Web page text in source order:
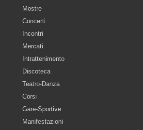
Mostre
Concerti
Incontri
Mercati
Intrattenimento
Discoteca
Teatro-Danza
Corsi
Gare-Sportive
Manifestazioni